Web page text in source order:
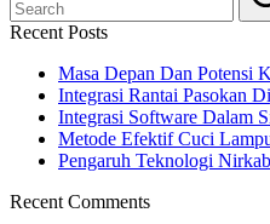
Recent Posts
Masa Depan Dan Potensi
Integrasi Rantai Pasokan
Integrasi Software Dalam
Metode Efektif Cuci
Pengaruh Teknologi
Recent Comments